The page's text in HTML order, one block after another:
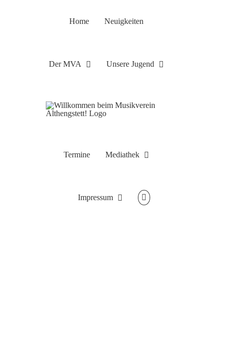
Home Neuigkeiten
Der MVA Unsere Jugend
Termine Mediathek
Impressum